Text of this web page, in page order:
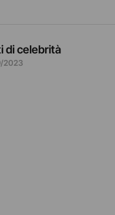
di celebrità
2023